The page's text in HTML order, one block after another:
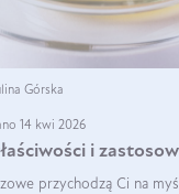
Górska
14 kwi 2026
i
przychodzą Ci na